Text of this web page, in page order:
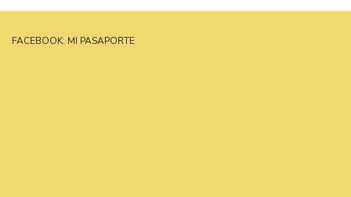
FACEBOOK: MI PASAPORTE